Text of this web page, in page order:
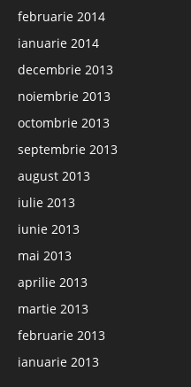
februarie 2014
ianuarie 2014
decembrie 2013
noiembrie 2013
octombrie 2013
septembrie 2013
august 2013
iulie 2013
iunie 2013
mai 2013
aprilie 2013
martie 2013
februarie 2013
ianuarie 2013